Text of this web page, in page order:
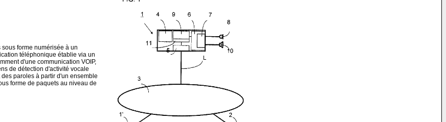
forme numérisée à un
téléphonique établie via un
d'une communication VOIP,
de détection d'activité vocale
paroles à partir d'un ensemble
forme de paquets au niveau de